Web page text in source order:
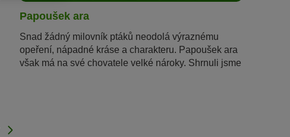
Papoušek ara
Snad žádný milovník ptáků neodolá výraznému
opeření, nápadné kráse a charakteru. Papoušek ara
však má na své chovatele velké nároky. Shrnuli jsme